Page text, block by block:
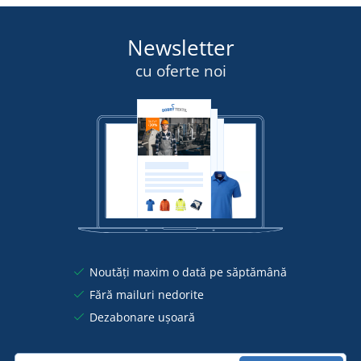
Newsletter
cu oferte noi
Noutăți maxim o dată pe săptămână
Fără mailuri nedorite
Dezabonare ușoară